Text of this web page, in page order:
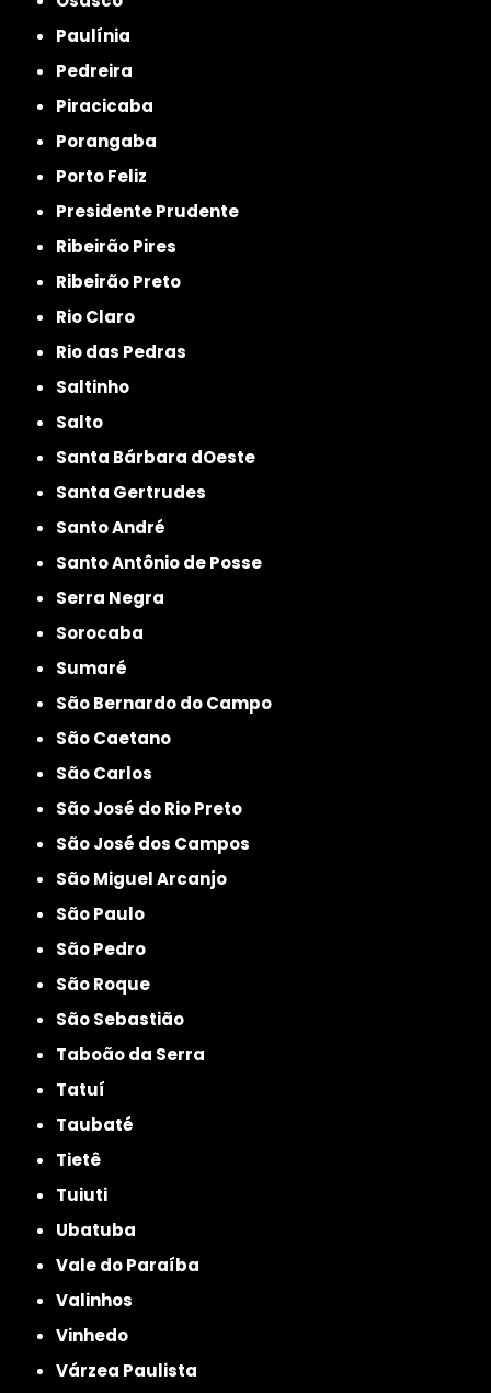
Paulínia
Pedreira
Piracicaba
Porangaba
Porto Feliz
Presidente Prudente
Ribeirão Pires
Ribeirão Preto
Rio Claro
Rio das Pedras
Saltinho
Salto
Santa Bárbara dOeste
Santa Gertrudes
Santo André
Santo Antônio de Posse
Serra Negra
Sorocaba
Sumaré
São Bernardo do Campo
São Caetano
São Carlos
São José do Rio Preto
São José dos Campos
São Miguel Arcanjo
São Paulo
São Pedro
São Roque
São Sebastião
Taboão da Serra
Tatuí
Taubaté
Tietê
Tuiuti
Ubatuba
Vale do Paraíba
Valinhos
Vinhedo
Várzea Paulista